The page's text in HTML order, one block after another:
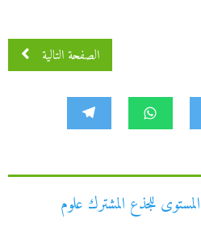
الصفحة التالية
للجذع المشترك علوم